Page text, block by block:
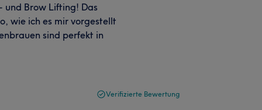
und Brow Lifting! Das
wie ich es mir vorgestellt
sind perfekt in
Verifizierte Bewertung